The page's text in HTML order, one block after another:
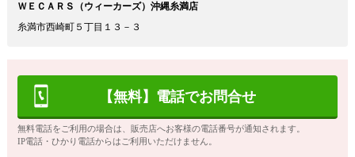
ＷＥＣＡＲＳ（ウィーカーズ）沖縄糸満店
糸満市西崎町５丁目１３－３
【無料】電話でお問合せ
無料電話をご利用の場合は、販売店へお客様の電話番号が通知されます。
IP電話・ひかり電話からはご利用いただけません。